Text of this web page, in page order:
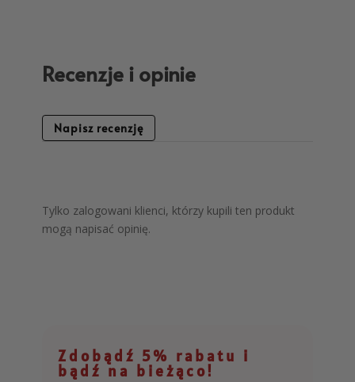
Recenzje i opinie
Napisz recenzję
Tylko zalogowani klienci, którzy kupili ten produkt
mogą napisać opinię.
Zdobądź 5% rabatu i
bądź na bieżąco!